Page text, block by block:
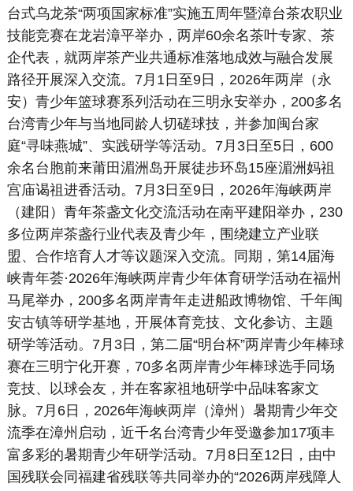
台式乌龙茶“两项国家标准”实施五周年暨漳台茶农职业
技能竞赛在龙岩漳平举办，两岸60余名茶叶专家、茶
企代表，就两岸茶产业共通标准落地成效与融合发展
路径开展深入交流。7月1日至9日，2026年两岸（永
安）青少年篮球赛系列活动在三明永安举办，200多名
台湾青少年与当地同龄人切磋球技，并参加闽台家
庭“寻味燕城”、实践研学等活动。7月3日至5日，600
余名台胞前来莆田湄洲岛开展徒步环岛15座湄洲妈祖
宫庙谒祖进香活动。7月3日至9日，2026年海峡两岸
（建阳）青年茶盏文化交流活动在南平建阳举办，230
多位两岸茶盏行业代表及青少年，围绕建立产业联
盟、合作培育人才等议题深入交流。同期，第14届海
峡青年荟·2026年海峡两岸青少年体育研学活动在福州
马尾举办，200多名两岸青年走进船政博物馆、千年闽
安古镇等研学基地，开展体育竞技、文化参访、主题
研学等活动。7月3日，第二届“明台杯”两岸青少年棒球
赛在三明宁化开赛，70多名两岸青少年棒球选手同场
竞技、以球会友，并在客家祖地研学中品味客家文
脉。7月6日，2026年海峡两岸（漳州）暑期青少年交
流季在漳州启动，近千名台湾青少年受邀参加17项丰
富多彩的暑期青少年研学活动。7月8日至12日，由中
国残联会同福建省残联等共同举办的“2026两岸残障人